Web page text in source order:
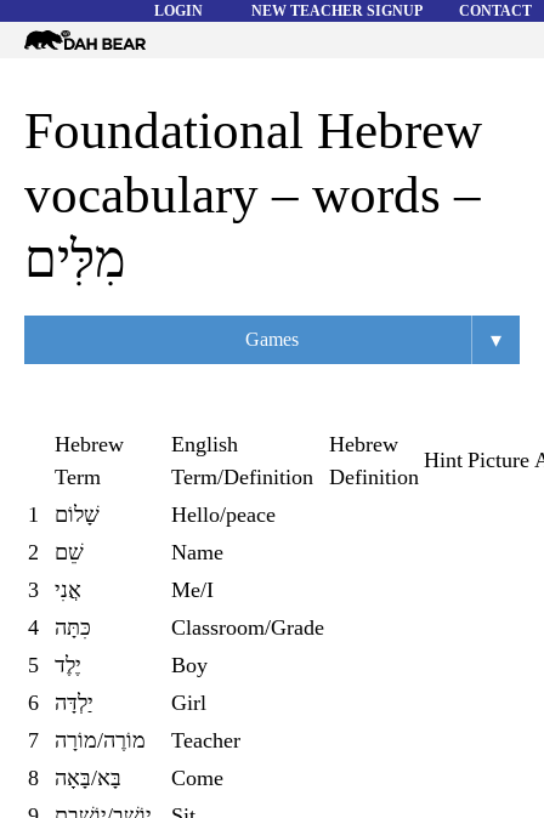
LOGIN NEW TEACHER SIGNUP CONTACT
Dah
WORD LISTS
Foundational Hebrew
vocabulary – words –
מִלִּים
Games
Matching
Quiz
▾
Hebrew
Term
English
Term/Definition
Hebrew
Definition
Hint Picture
1 שָׁלוֹם
Hello/peace
2
שֵׁם
Name
3
אֲנִי
Me/I
4
כִּתָּה
Classroom/Grade
5
יֶלֶד
Boy
6
יַלְדָּה
Girl
7
מוֹרֶה/מוֹרָה
Teacher
8
בָּא/בָּאָה
Come